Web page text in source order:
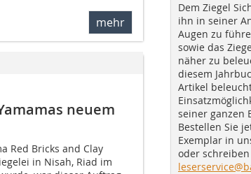
mehr
neuem
Red Bricks and Clay
in Nisah, Riad im
Dem Ziegel
ihn in seiner
Augen zu
sowie das
näher zu
diesem
Artikel
seiner ganzen
Bestellen Sie
Exemplar in
oder